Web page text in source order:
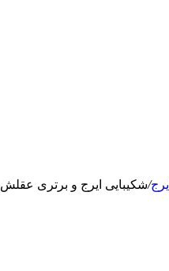
ایرج/شکیبایى ایرج و برترى عقلش